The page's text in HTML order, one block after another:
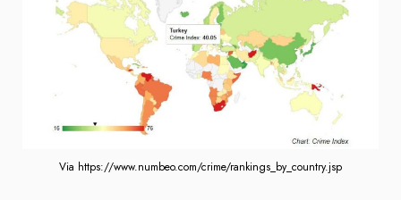
Via https://www.numbeo.com/crime/rankings_by_country.jsp